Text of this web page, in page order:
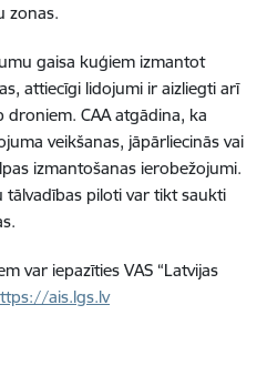
zonas.
gaisa kuģiem izmantot
attiecīgi lidojumi ir aizliegti arī
CAA atgādina, ka
veikšanas, jāpārliecinās vai
izmantošanas ierobežojumi.
piloti var tikt saukti
var iepazīties VAS “Latvijas
ais.lgs.lv